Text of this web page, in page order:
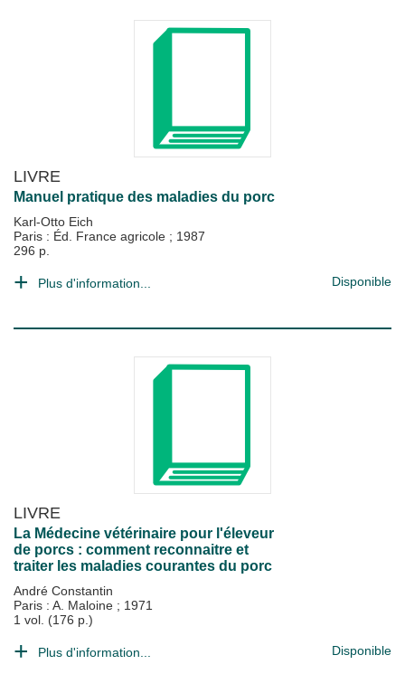
LIVRE
Manuel pratique des maladies du porc
Karl-Otto Eich
Paris : Éd. France agricole ; 1987
296 p.
Plus d'information... Disponible
LIVRE
La Médecine vétérinaire pour l'éleveur
de porcs : comment reconnaitre et
traiter les maladies courantes du porc
André Constantin
Paris : A. Maloine ; 1971
1 vol. (176 p.)
Plus d'information... Disponible